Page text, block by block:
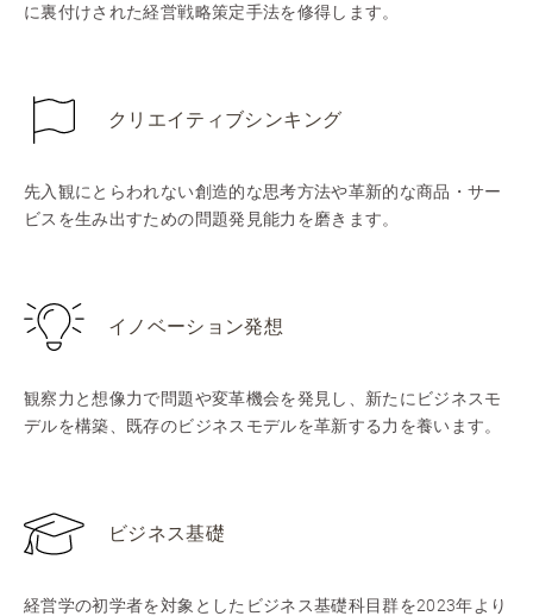
に裏付けされた経営戦略策定手法を修得します。
クリエイティブシンキング
先入観にとらわれない創造的な思考方法や革新的な商品・サー
ビスを生み出すための問題発見能力を磨きます。
イノベーション発想
観察力と想像力で問題や変革機会を発見し、新たにビジネスモ
デルを構築、既存のビジネスモデルを革新する力を養います。
ビジネス基礎
経営学の初学者を対象としたビジネス基礎科目群を2023年より